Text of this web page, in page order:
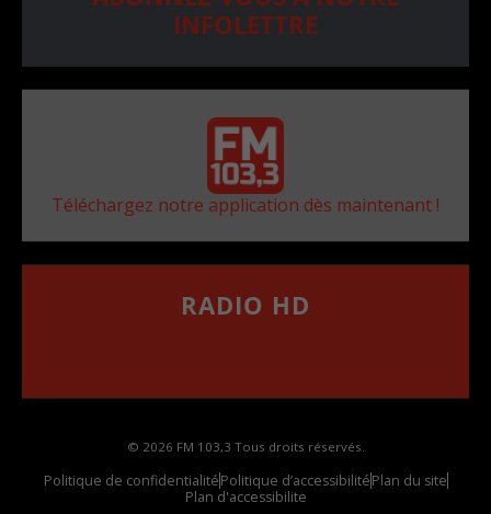
INFOLETTRE
Téléchargez notre application dès maintenant !
RADIO HD
© 2026 FM 103,3 Tous droits réservés.
Politique de confidentialitéPolitique d’accessibilitéPlan du site
Plan d'accessibilite